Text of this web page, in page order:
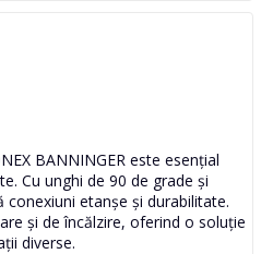
BANNINGER este esențial
Cu unghi de 90 de grade și
etanșe și durabilitate.
și de încălzire, oferind o soluție
diverse.